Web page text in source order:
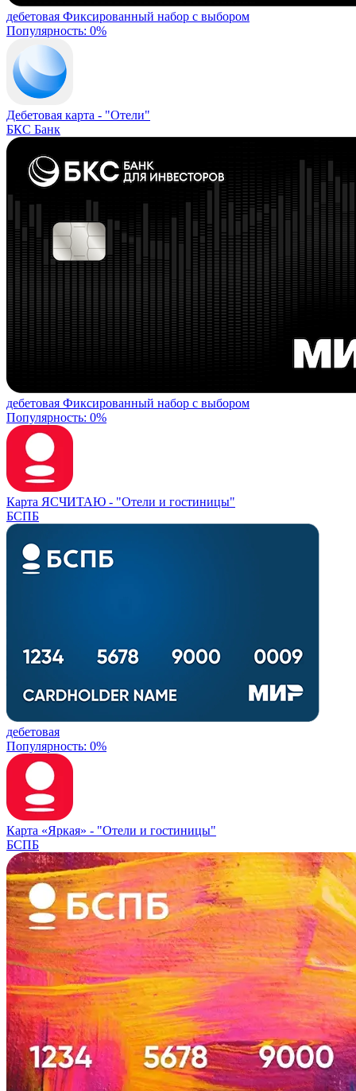
дебетовая Фиксированный набор с выбором
Популярность: 0%
Дебетовая карта - "Отели"
БКС Банк
дебетовая Фиксированный набор с выбором
Популярность: 0%
Карта ЯСЧИТАЮ - "Отели и гостиницы"
БСПБ
дебетовая
Популярность: 0%
Карта «Яркая» - "Отели и гостиницы"
БСПБ